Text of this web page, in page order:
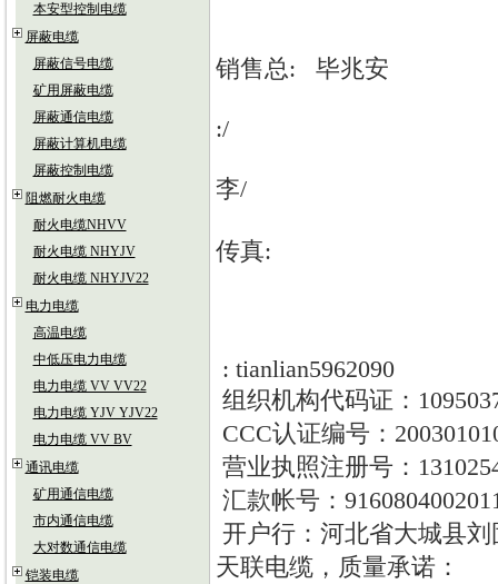
本安型控制电缆
屏蔽电缆
屏蔽信号电缆
矿用屏蔽电缆
屏蔽通信电缆
屏蔽计算机电缆
屏蔽控制电缆
阻燃耐火电缆
耐火电缆NHVV
耐火电缆 NHYJV
耐火电缆 NHYJV22
电力电缆
高温电缆
中低压电力电缆
电力电缆 VV VV22
电力电缆 YJV YJV22
电力电缆 VV BV
通讯电缆
矿用通信电缆
市内通信电缆
大对数通信电缆
铠装电缆
销售总: 毕兆安
:/
李/
传真:
: tianlian5962090
组织机构代码证：
CCC认证编号：
营业执照注册号：
汇款帐号：
开户行：河北省大城县
天联电缆，质量承诺：